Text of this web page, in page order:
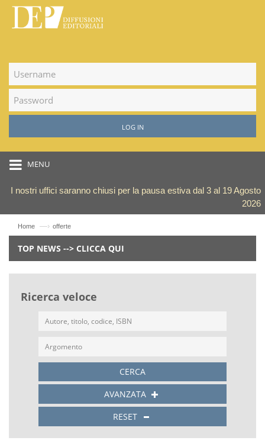
LOG IN
MENU
I nostri uffici saranno chiusi per la pausa estiva dal 3 al 19 Agosto
2026
Home —› offerte
TOP NEWS --> CLICCA QUI
Ricerca veloce
CERCA
AVANZATA
RESET